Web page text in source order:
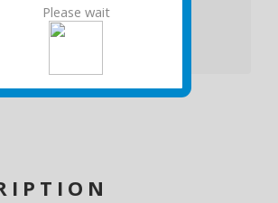
Please wait